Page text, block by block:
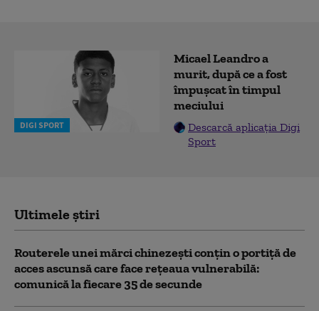
DIGI SPORT
Micael Leandro a
murit, după ce a fost
împușcat în timpul
meciului
Descarcă aplicația Digi
Sport
Ultimele știri
Routerele unei mărci chinezești conțin o portiță de
acces ascunsă care face rețeaua vulnerabilă:
comunică la fiecare 35 de secunde